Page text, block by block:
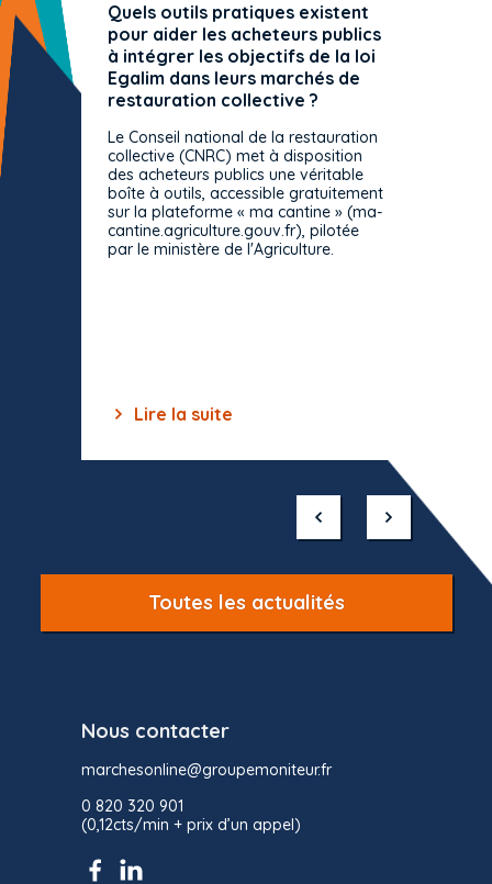
Quels outils pratiques existent
pour aider les acheteurs publics
à intégrer les objectifs de la loi
Egalim dans leurs marchés de
restauration collective ?
Le Conseil national de la restauration
collective (CNRC) met à disposition
des acheteurs publics une véritable
boîte à outils, accessible gratuitement
sur la plateforme « ma cantine » (ma-
cantine.agriculture.gouv.fr), pilotée
par le ministère de l'Agriculture.
Lire la suite
Toutes les actualités
Nous contacter
marchesonline@groupemoniteur.fr
0 820 320 901
(0,12cts/min + prix d’un appel)